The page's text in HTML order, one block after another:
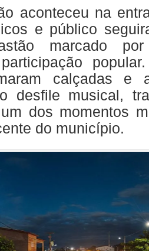
aconteceu na
e público
marcado
calçadas e
desfile musical,
dos momentos
do município.